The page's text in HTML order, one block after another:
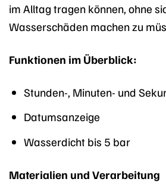
im Alltag tragen können, ohne
Wasserschäden machen zu
Funktionen im Überblick:
Stunden-, Minuten- und
Datumsanzeige
Wasserdicht bis 5 bar
Materialien und Verarbeitung